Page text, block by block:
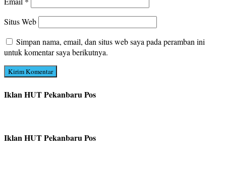
Situs Web
Simpan nama, email, dan situs web saya pada peramban ini
untuk komentar saya berikutnya.
Iklan HUT Pekanbaru Pos
Iklan HUT Pekanbaru Pos